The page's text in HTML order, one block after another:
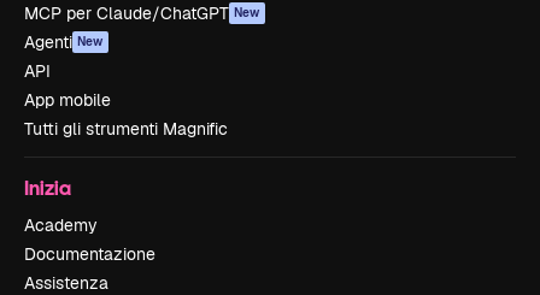
MCP per Claude/ChatGPT New
Agenti New
API
App mobile
Tutti gli strumenti Magnific
Inizia
Academy
Documentazione
Assistenza